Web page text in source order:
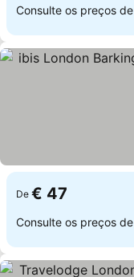
Consulte os preços de
De € 47
Consulte os preços de